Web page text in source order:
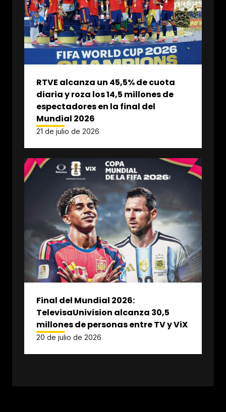
RTVE alcanza un 45,5% de cuota
diaria y roza los 14,5 millones de
espectadores en la final del
Mundial 2026
21 de julio de 2026
Final del Mundial 2026:
TelevisaUnivision alcanza 30,5
millones de personas entre TV y ViX
20 de julio de 2026